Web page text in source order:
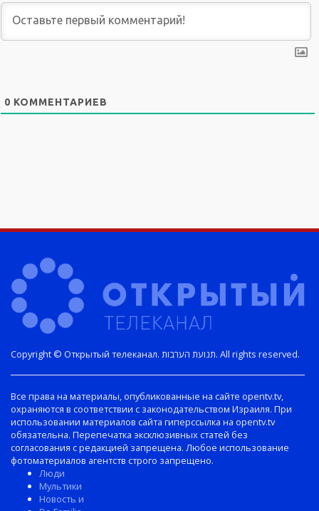
0 КОММЕНТАРИЕВ
Copyright © Открытый телеканал. תנועת הערבות. All rights reserved.
Все права на материалы, опубликованные на сайте opentv.tv,
охраняются в соответствии с законодательством Израиля. При
использовании материалов сайта гиперссылка на opentv.tv
обязательна. Перепечатка эксклюзивных статей без
согласования с редакцией запрещена. Любое использование
фотоматериалов агентств строго запрещено.
Люди
Мультики
Новость и